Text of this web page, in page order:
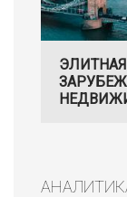
ЭЛИТНАЯ